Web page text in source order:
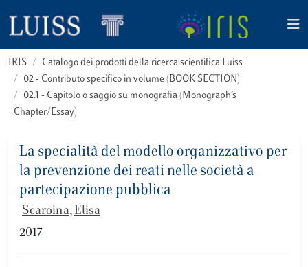
IRIS
Catalogo dei prodotti della ricerca scientifica Luiss
02 - Contributo specifico in volume (BOOK SECTION)
02.1 - Capitolo o saggio su monografia (Monograph’s
Chapter/Essay)
La specialità del modello organizzativo per
la prevenzione dei reati nelle società a
partecipazione pubblica
Scaroina, Elisa
2017